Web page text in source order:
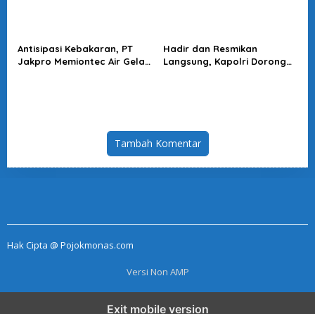
Antisipasi Kebakaran, PT
Jakpro Memiontec Air Gelar
Hadir dan Resmikan
Langsung, Kapolri Dorong
Tambah Komentar
Hak Cipta @ Pojokmonas.com
Versi Non AMP
Exit mobile version